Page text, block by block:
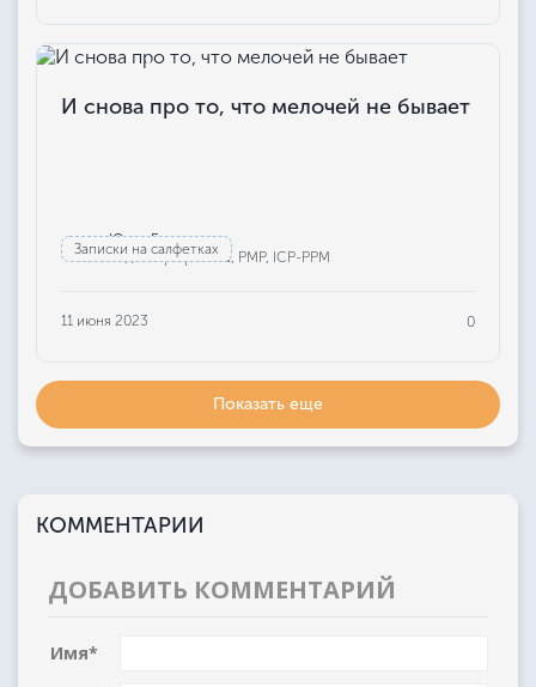
Записки на салфетках
И снова про то, что мелочей не бывает
Юлия Бажанова
Редактор проекта, РМР, ICP-PPM
11 июня 2023 0
Показать еще
КОММЕНТАРИИ
ДОБАВИТЬ КОММЕНТАРИЙ
Имя*